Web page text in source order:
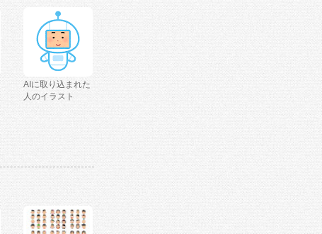
AIに取り込まれた
人のイラスト